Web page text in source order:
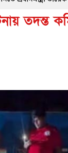
তদন্ত